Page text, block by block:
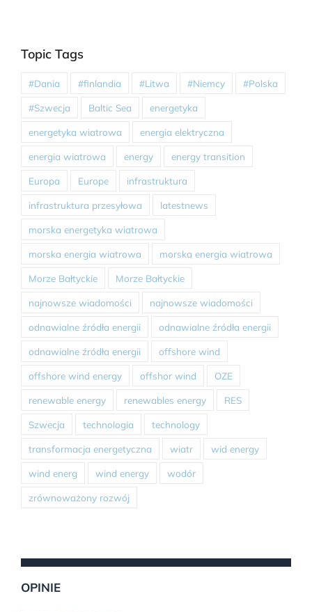
Topic Tags
#Dania #finlandia #Litwa #Niemcy #Polska
#Szwecja Baltic Sea energetyka
energetyka wiatrowa energia elektryczna
energia wiatrowa energy energy transition
Europa Europe infrastruktura
infrastruktura przesyłowa latestnews
morska energetyka wiatrowa
morska energia wiatrowa morska energia wiatrowa
Morze Bałtyckie Morze Bałtyckie
najnowsze wiadomości najnowsze wiadomości
odnawialne źródła energii odnawialne źródła energii
odnawialne źródła energii offshore wind
offshore wind energy offshor wind OZE
renewable energy renewables energy RES
Szwecja technologia technology
transformacja energetyczna wiatr wid energy
wind energ wind energy wodór
zrównoważony rozwój
OPINIE